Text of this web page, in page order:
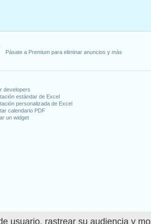
usuario, rastrear su audiencia y
Pásate a Premium para eliminar anuncios y más
developers
estándar de Excel
personalizada de Excel
calendario PDF
un widget
2023
Day
4, 2023
noviembre 10, 2023
23, 2023
2023
2022 in Estados Unidos (Federal